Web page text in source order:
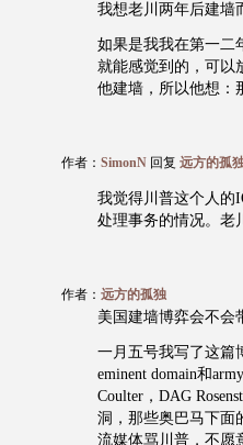
我想老川两年后建墙
如果是我我在第一二
就能感觉到的，可以
他建墙，所以他想：
作者： SimonN 回复 远方的孤
我觉得川普这个人的
处理事务的情况。老
作者： 远方的孤独
美国建墙博弈会不会
一月五号我写了这篇
eminent domain和
Coulter，DAG
洞，那些奥巴马下面
流媒体骂川普，不愿